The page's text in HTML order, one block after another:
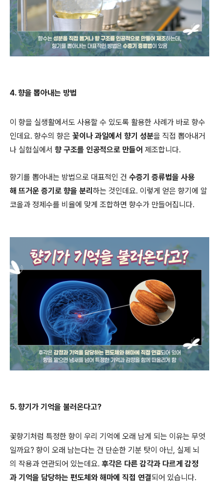
4. 향을 뽑아내는 방법
이 향을 실생활에서도 사용할 수 있도록 활용한 사례가 바로 향수
인데요. 향수의 향은 꽃이나 과일에서 향기 성분을 직접 뽑아내거
나 실험실에서 향 구조를 인공적으로 만들어 제조합니다.
향기를 뽑아내는 방법으로 대표적인 건 수증기 증류법을 사용
해 뜨거운 증기로 향을 분리 하는 것인데요. 이렇게 얻은 향기에 알
코올과 정제수를 비율에 맞게 조합하면 향수가 만들어집니다.
5. 향기가 기억을 불러온다고?
꽃향기처럼 특정한 향이 우리 기억에 오래 남게 되는 이유는 무엇
일까요? 향이 오래 남는다는 건 단순한 기분 탓이 아닌, 실제 뇌
의 작용과 연관되어 있는데요. 후각은 다른 감각과 다르게 감정
과 기억을 담당하는 편도체와 해마에 직접 연결되어 있습니다.